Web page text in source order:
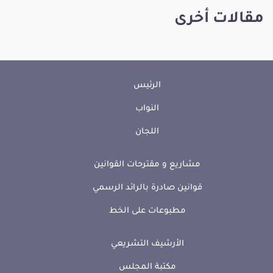
مقالات أخرى
الرئيس
النواب
اللجان
مشاريع و مقترحات القوانين
قوانين صادرة بالرائد الرسمي
مطبوعات على الخط
الأرشيف التشريعي
مكتبة المجلس